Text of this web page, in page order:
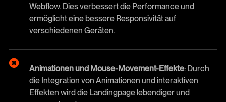
Webflow. Dies verbessert die Performance und
ermöglicht eine bessere Responsivität auf
verschiedenen Geräten.
Animationen und Mouse-Movement-Effekte: Durch
die Integration von Animationen und interaktiven
Effekten wird die Landingpage lebendiger und